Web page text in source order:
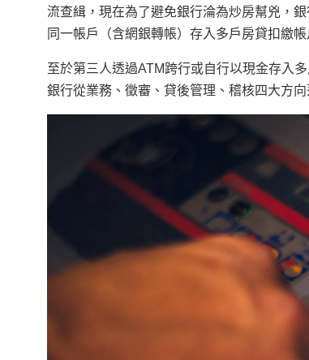
流查緝，現在為了避免銀行淪為炒房幫兇，
同一帳戶（含網銀轉帳）存入多戶房貸扣繳
至於第三人透過ATM跨行或自行以現金存入
銀行從業務、徵審、貸後管理、稽核四大方